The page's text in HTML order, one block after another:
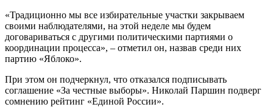
«Традиционно мы все избирательные участки закрываем
своими наблюдателями, на этой неделе мы будем
договариваться с другими политическими партиями о
координации процесса», – отметил он, назвав среди них
партию «Яблоко».
При этом он подчеркнул, что отказался подписывать
соглашение «За честные выборы». Николай Паршин подверг
сомнению рейтинг «Единой России».